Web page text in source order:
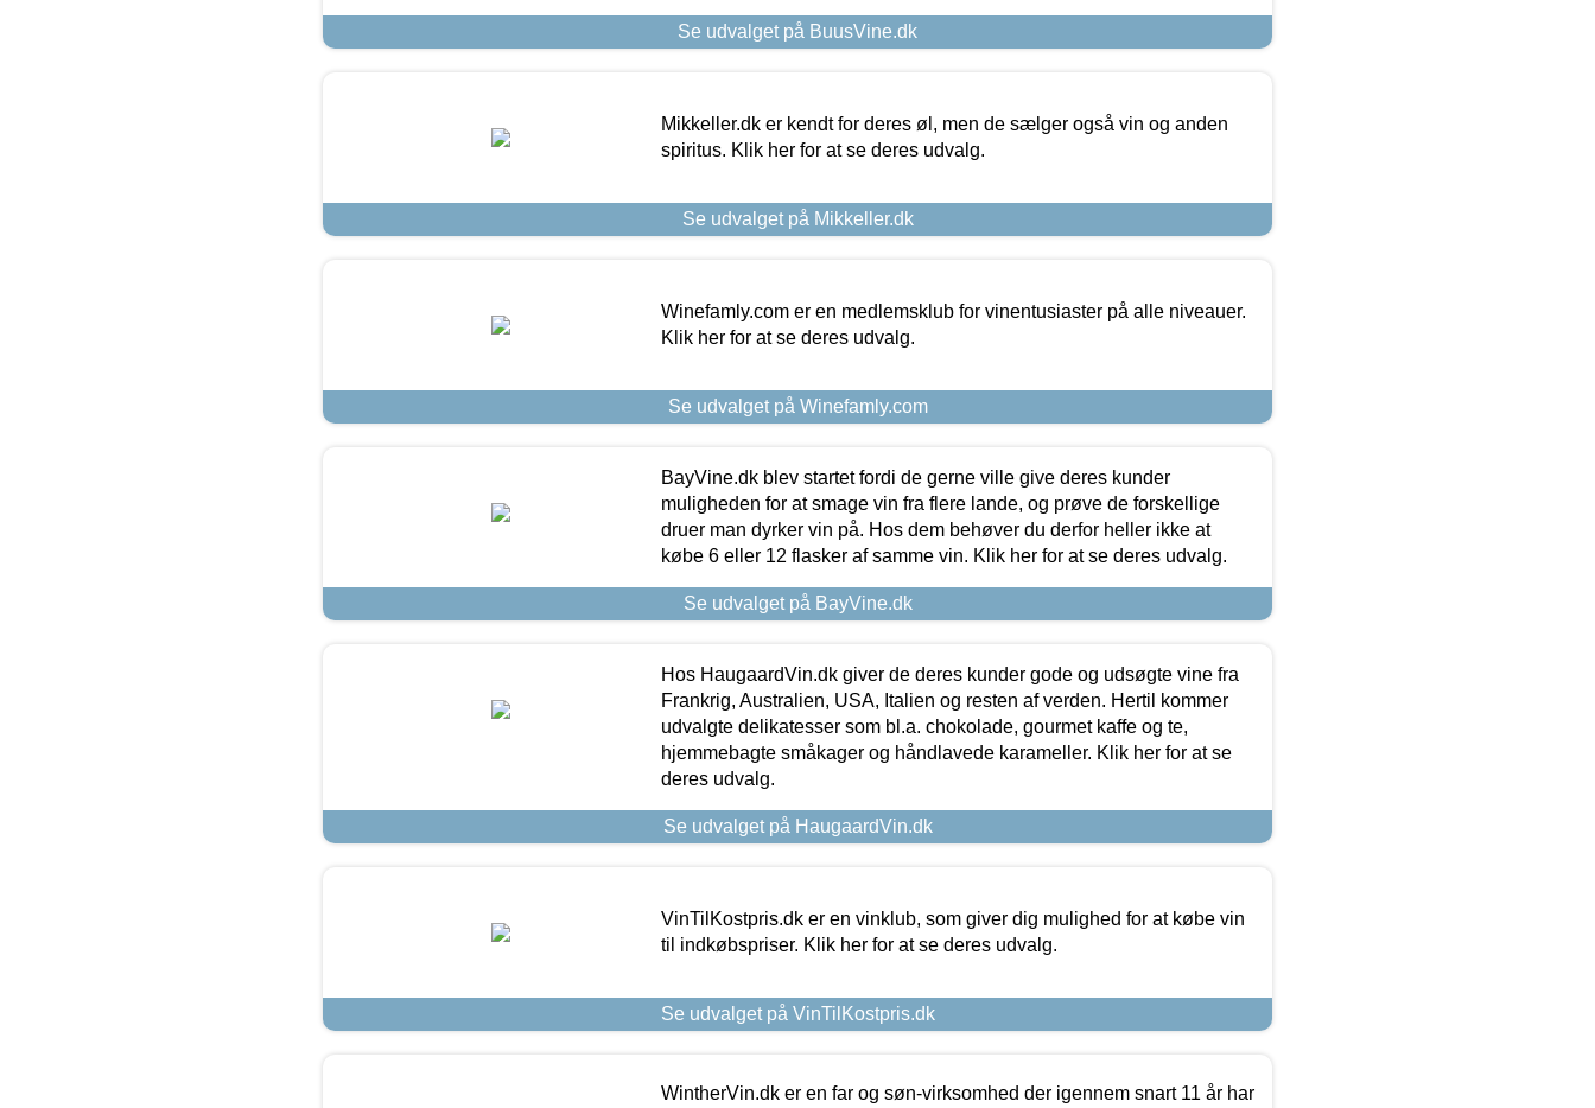
Se udvalget på BuusVine.dk
Mikkeller.dk er kendt for deres øl, men de sælger også vin og anden
spiritus. Klik her for at se deres udvalg.
Se udvalget på Mikkeller.dk
Winefamly.com er en medlemsklub for vinentusiaster på alle niveauer.
Klik her for at se deres udvalg.
Se udvalget på Winefamly.com
BayVine.dk blev startet fordi de gerne ville give deres kunder
muligheden for at smage vin fra flere lande, og prøve de forskellige
druer man dyrker vin på. Hos dem behøver du derfor heller ikke at
købe 6 eller 12 flasker af samme vin. Klik her for at se deres udvalg.
Se udvalget på BayVine.dk
Hos HaugaardVin.dk giver de deres kunder gode og udsøgte vine fra
Frankrig, Australien, USA, Italien og resten af verden. Hertil kommer
udvalgte delikatesser som bl.a. chokolade, gourmet kaffe og te,
hjemmebagte småkager og håndlavede karameller. Klik her for at se
deres udvalg.
Se udvalget på HaugaardVin.dk
VinTilKostpris.dk er en vinklub, som giver dig mulighed for at købe vin
til indkøbspriser. Klik her for at se deres udvalg.
Se udvalget på VinTilKostpris.dk
WintherVin.dk er en far og søn-virksomhed der igennem snart 11 år har